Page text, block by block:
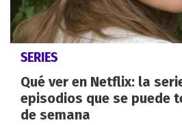
SERIES
Qué ver en Netflix: la
episodios que se puede
de semana